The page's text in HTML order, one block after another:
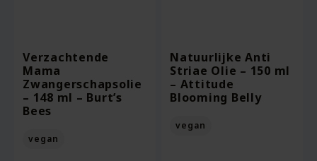
Verzachtende
Mama
Zwangerschapsolie
– 148 ml – Burt’s
Bees
vegan
Natuurlijke Anti
Striae Olie – 150 ml
– Attitude
Blooming Belly
vegan